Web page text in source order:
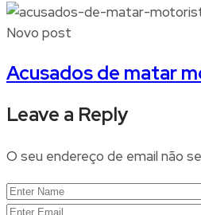
Novo post
Acusados de matar
Leave a Reply
O seu endereço de email não